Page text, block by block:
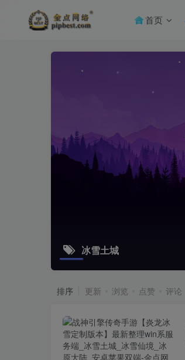
首页
冰雪土城
排序 更新 浏览 点赞 评论